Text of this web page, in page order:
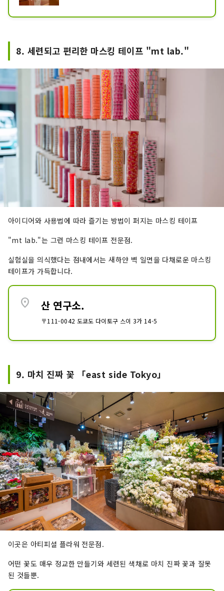
8. 세련되고 편리한 마스킹 테이프 "mt lab."
아이디어와 사용법에 따라 즐기는 방법이 퍼지는 마스킹 테이프
"mt lab."는 그런 마스킹 테이프 전문점.
실험실을 의식했다는 점내에서는 새하얀 벽 일면을 다채로운 마스킹
테이프가 가득합니다.
location_on 산 연구소.
〒111-0042 도쿄도 다이토구 스이 3가 14-5
9. 마치 진짜 꽃 「east side Tokyo」
이곳은 아티피셜 플라워 전문점.
어떤 꽃도 매우 정교한 만들기와 세련된 색채로 마치 진짜 꽃과 잘못
된 것들뿐.